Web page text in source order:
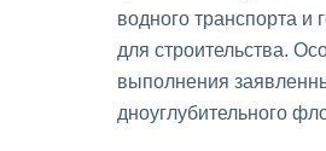
водного транспорта и
для строительства.
выполнения
дноуглубительного